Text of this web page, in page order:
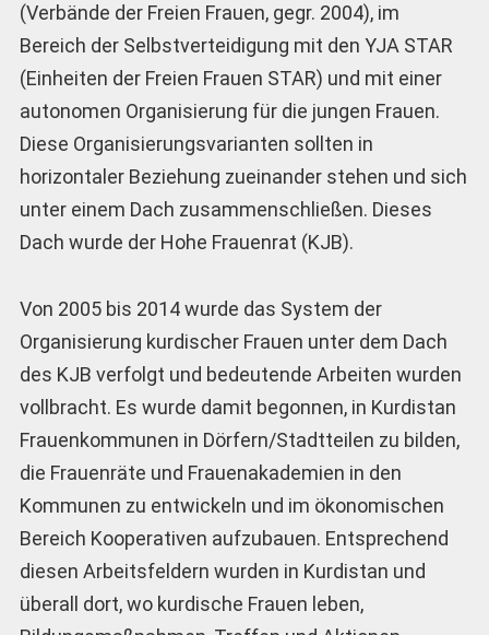
(Verbände der Freien Frauen, gegr. 2004), im
Bereich der Selbstverteidigung mit den YJA STAR
(Einheiten der Freien Frauen STAR) und mit einer
autonomen Organisierung für die jungen Frauen.
Diese Organisierungsvarianten sollten in
horizontaler Beziehung zueinander stehen und sich
unter einem Dach zusammenschließen. Dieses
Dach wurde der Hohe Frauenrat (KJB).
Von 2005 bis 2014 wurde das System der
Organisierung kurdischer Frauen unter dem Dach
des KJB verfolgt und bedeutende Arbeiten wurden
vollbracht. Es wurde damit begonnen, in Kurdistan
Frauenkommunen in Dörfern/Stadtteilen zu bilden,
die Frauenräte und Frauenakademien in den
Kommunen zu entwickeln und im ökonomischen
Bereich Kooperativen aufzubauen. Entsprechend
diesen Arbeitsfeldern wurden in Kurdistan und
überall dort, wo kurdische Frauen leben,